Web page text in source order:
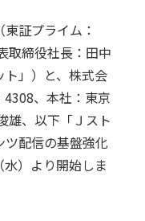
証プライム：
取締役社長：田中
」）と、株式会
、本社：東京
雄、以下「Ｊスト
ツ配信の基盤強化
）より開始しま